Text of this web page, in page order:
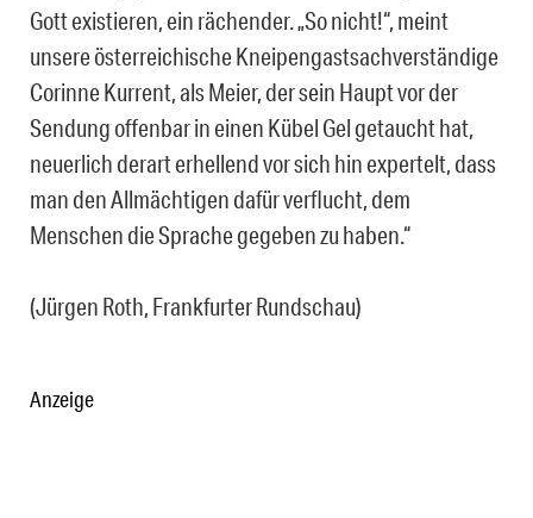
Gott existieren, ein rächender. „So nicht!“, meint
unsere österreichische Kneipengastsachverständige
Corinne Kurrent, als Meier, der sein Haupt vor der
Sendung offenbar in einen Kübel Gel getaucht hat,
neuerlich derart erhellend vor sich hin expertelt, dass
man den Allmächtigen dafür verflucht, dem
Menschen die Sprache gegeben zu haben.“
(Jürgen Roth, Frankfurter Rundschau)
Anzeige